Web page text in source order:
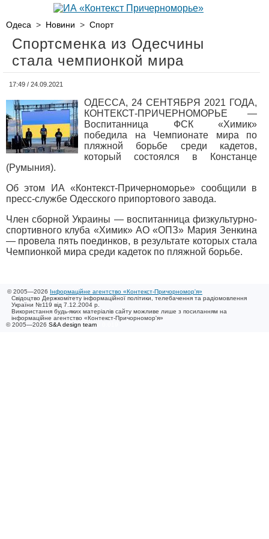
Одеса > Новини > Спорт
Спортсменка из Одесчины
стала чемпионкой мира
17:49 / 24.09.2021
ОДЕССА, 24 СЕНТЯБРЯ 2021 ГОДА,
КОНТЕКСТ-ПРИЧЕРНОМОРЬЕ —
Воспитанница ФСК «Химик»
победила на Чемпионате мира по
пляжной борьбе среди кадетов,
который состоялся в Констанце
(Румыния).
Об этом ИА «Контекст-Причерноморье» сообщили в
пресс-службе Одесского припортового завода.
Член сборной Украины — воспитанница физкультурно-
спортивного клуба «Химик» АО «ОПЗ» Мария Зенкина
— провела пять поединков, в результате которых стала
Чемпионкой мира среди кадеток по пляжной борьбе.
© 2005—2026 Інформаційне агентство «Контекст-Причорномор'я»
Свідоцтво Держкомітету інформаційної політики, телебачення та радіомовлення
України №119 від 7.12.2004 р.
Використання будь-яких матеріалів сайту можливе лише з посиланням на
інформаційне агентство «Контекст-Причорномор'я»
© 2005—2026 S&A design team